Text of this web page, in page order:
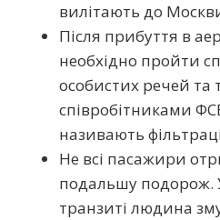
вилітають до
Після прибуття в
необхідно пройти
особистих речей та
співробітниками
називають
Не всі пасажири
подальшу подорож.
транзиті людина